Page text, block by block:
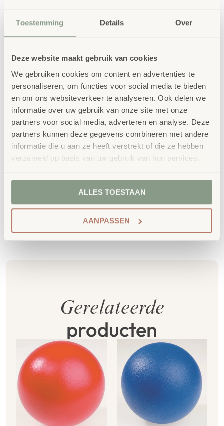
Toestemming Details Over
Deze website maakt gebruik van cookies
We gebruiken cookies om content en advertenties te
personaliseren, om functies voor social media te bieden
en om ons websiteverkeer te analyseren. Ook delen we
informatie over uw gebruik van onze site met onze
partners voor social media, adverteren en analyse. Deze
partners kunnen deze gegevens combineren met andere
informatie die u aan ze heeft verstrekt of die ze hebben
verzameld op basis van uw gebruik van hun services.
ALLES TOESTAAN
AANPASSEN
Waarom School Concept?
en onze ervaring
Kwaliteit: al ons school- en
kinderopvangmeubilair is uitvoerig getest en
voldoet aan GS- en TÜV-keuringen
Duurzaamheid
: wij werken met circulaire
producten, waaronder onzeOneWood-lijnvan
100% FSC -gecertificeerd Scandinavisch hout.
Daarnaast zelfs voorzien van het
milieukeurmerkEU-Ecolabel.
Extra informatie
SKU 3107
Gerelateerde
producten